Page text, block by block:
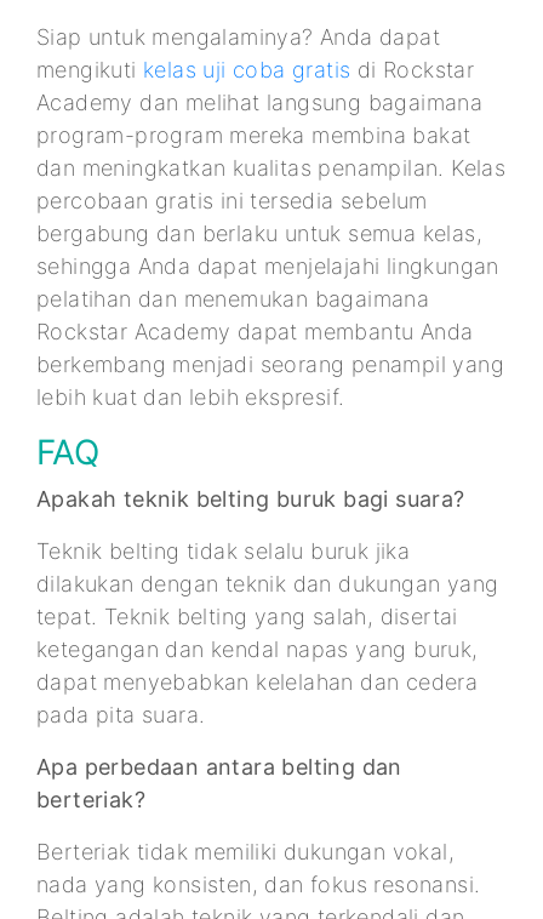
Siap untuk mengalaminya? Anda dapat
mengikuti kelas uji coba gratis di Rockstar
Academy dan melihat langsung bagaimana
program-program mereka membina bakat
dan meningkatkan kualitas penampilan. Kelas
percobaan gratis ini tersedia sebelum
bergabung dan berlaku untuk semua kelas,
sehingga Anda dapat menjelajahi lingkungan
pelatihan dan menemukan bagaimana
Rockstar Academy dapat membantu Anda
berkembang menjadi seorang penampil yang
lebih kuat dan lebih ekspresif.
FAQ
Apakah teknik belting buruk bagi suara?
Teknik belting tidak selalu buruk jika
dilakukan dengan teknik dan dukungan yang
tepat. Teknik belting yang salah, disertai
ketegangan dan kendal napas yang buruk,
dapat menyebabkan kelelahan dan cedera
pada pita suara.
Apa perbedaan antara belting dan
berteriak?
Berteriak tidak memiliki dukungan vokal,
nada yang konsisten, dan fokus resonansi.